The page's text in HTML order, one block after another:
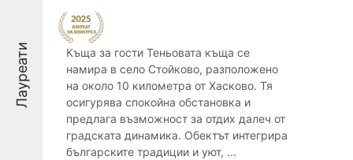
Лауреати
Къща за гости Теньовата къща се
намира в село Стойково, разположено
на около 10 километра от Хасково. Тя
осигурява спокойна обстановка и
предлага възможност за отдих далеч от
градската динамика. Обектът интегрира
българските традиции и уют, ...